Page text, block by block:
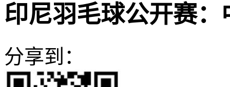
印尼羽毛球公开赛
分享到：